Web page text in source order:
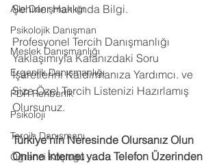
Aile Danışmanlığı
Psikolojik Danışman
Meslek Danışmanlığı
Ergenlik Danışmanlığı
PDR Rehberlik
Psikoloji
Tercih Danışmanı
Öğrenci Koçluğu
Şehirler Hakkında Bilgi.
Profesyonel Tercih Danışmanlığı
Yaklaşımıyla Kafanızdaki Soru
İşaretlerini Kaldırmanıza Yardımcı. ve
Size Özel Tercih Listenizi Hazırlamış
Olursunuz.
Türkiye’nin Neresinde Olursanız Olun
Online İnternet yada Telefon Üzerinden